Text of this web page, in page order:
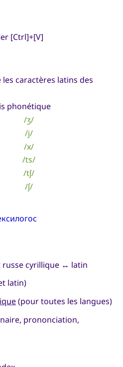
[Ctrl]+[V]
caractères latins des
phonétique
/ʒ/
/j/
/x/
/ts/
/tʃ/
/ʃ/
russe cyrillique ↔ latin
latin)
(pour toutes les langues)
prononciation,